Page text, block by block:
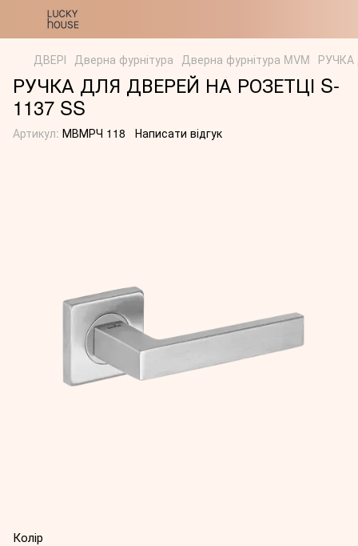
ДВЕРІ Дверна фурнітура Дверна фурнітура MVM РУЧКА
РУЧКА ДЛЯ ДВЕРЕЙ НА РОЗЕТЦІ S-
1137 SS
Артикул: МВМРЧ 118 Написати відгук
Колір